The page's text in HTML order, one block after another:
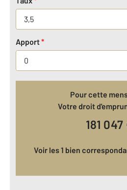
Apport*
Pour cette
Votre droit
181 047
Voir les 1 bien